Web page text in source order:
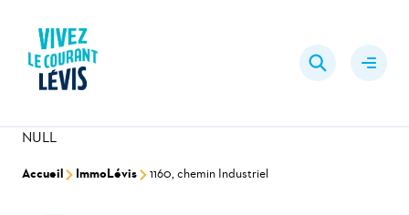
contenuRechercher
Ouvrir
NULL
Accueil ImmoLévis 1160, chemin Industriel